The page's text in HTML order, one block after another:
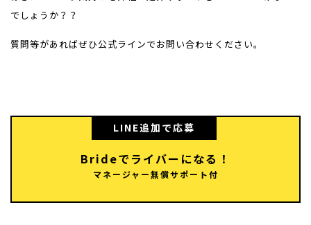
でしょうか？？
質問等があればぜひ公式ラインでお問い合わせください。
LINE追加で応募
Brideでライバーになる！
マネージャー無償サポート付